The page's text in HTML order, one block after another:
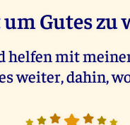
um Gutes zu
helfen mit
weiter, dahin,